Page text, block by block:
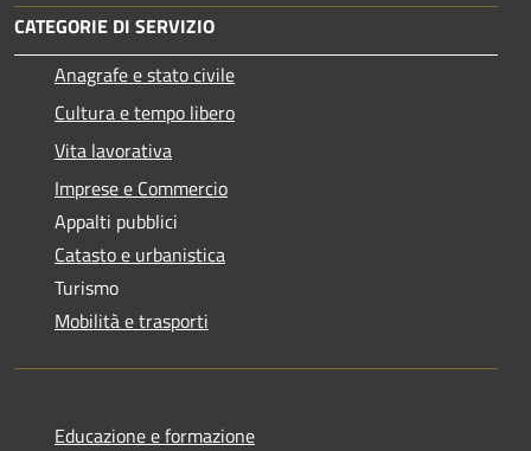
CATEGORIE DI SERVIZIO
Anagrafe e stato civile
Cultura e tempo libero
Vita lavorativa
Imprese e Commercio
Appalti pubblici
Catasto e urbanistica
Turismo
Mobilità e trasporti
Educazione e formazione